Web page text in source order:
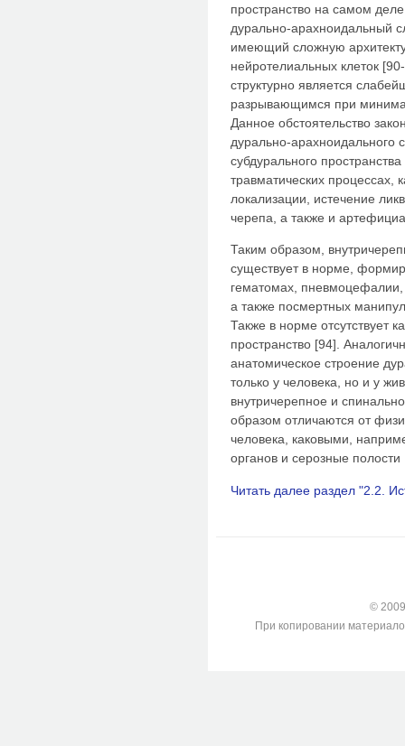
пространство на самом деле
дурально-арахноидальный
имеющий сложную
нейротелиальных клеток
структурно является
разрывающимся при
Данное обстоятельство
дурально-
субдурального
травматических процессах,
локализации, истечение
черепа, а также и
Таким образом,
существует в норме,
гематомах, пневмоцефалии,
а также посмертных
Также в норме отсутствует
пространство [94].
анатомическое строение
только у человека, но и у
внутричерепное и
образом отличаются от
человека, каковыми,
органов и серозные полости
Читать далее раздел "2.2.
©
При копировании